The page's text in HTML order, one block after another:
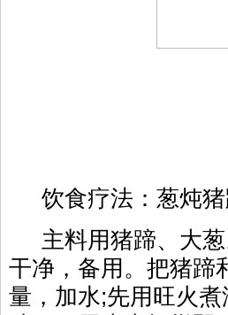
饮食疗法：葱炖
主料用猪蹄、大
干净，备用。把猪蹄
量，加水;先用旺火